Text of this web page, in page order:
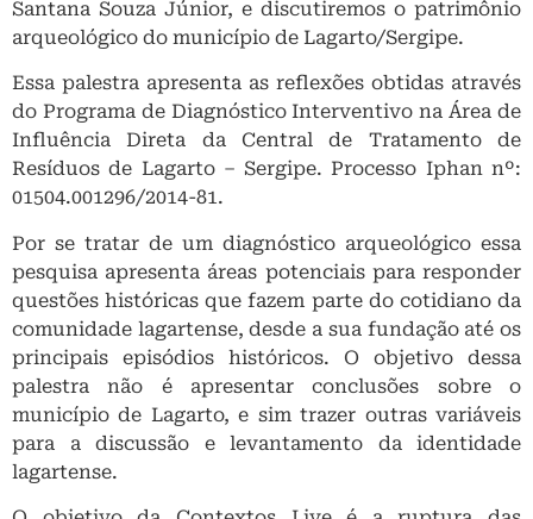
Santana Souza Júnior, e discutiremos o patrimônio
arqueológico do município de Lagarto/Sergipe.
Essa palestra apresenta as reflexões obtidas através
do Programa de Diagnóstico Interventivo na Área de
Influência Direta da Central de Tratamento de
Resíduos de Lagarto – Sergipe. Processo Iphan nº:
01504.001296/2014-81.
Por se tratar de um diagnóstico arqueológico essa
pesquisa apresenta áreas potenciais para responder
questões históricas que fazem parte do cotidiano da
comunidade lagartense, desde a sua fundação até os
principais episódios históricos. O objetivo dessa
palestra não é apresentar conclusões sobre o
município de Lagarto, e sim trazer outras variáveis
para a discussão e levantamento da identidade
lagartense.